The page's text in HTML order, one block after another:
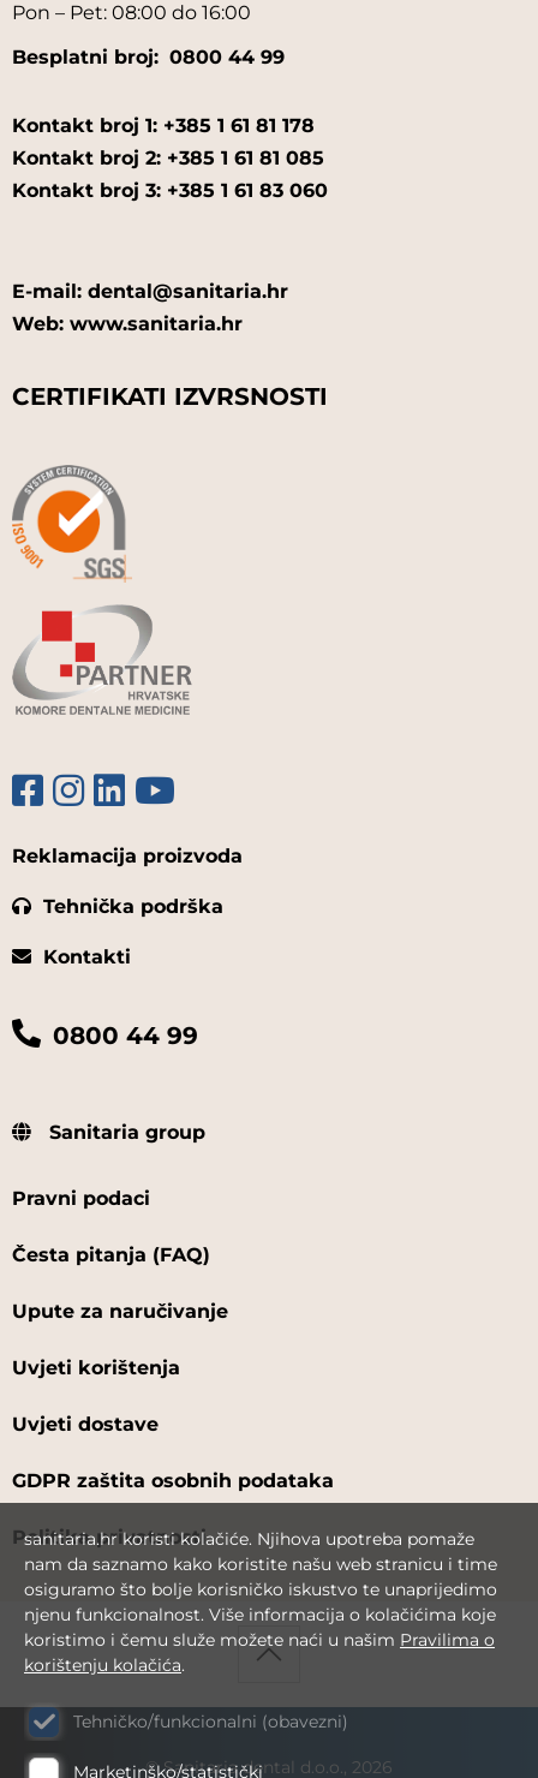
Pon – Pet: 08:00 do 16:00
Besplatni broj: 0800 44 99
Kontakt broj 1: +385 1 61 81 178
Kontakt broj 2: +385 1 61 81 085
Kontakt broj 3: +385 1 61 83 060
E-mail: dental@sanitaria.hr
Web: www.sanitaria.hr
CERTIFIKATI IZVRSNOSTI
Reklamacija proizvoda
Tehnička podrška
Kontakti
0800 44 99
Sanitaria group
Pravni podaci
Česta pitanja (FAQ)
Upute za naručivanje
Uvjeti korištenja
Uvjeti dostave
GDPR zaštita osobnih podataka
Politika privatnosti
© Sanitaria dental d.o.o., 2026
sanitaria.hr koristi kolačiće. Njihova upotreba pomaže
nam da saznamo kako koristite našu web stranicu i time
osiguramo što bolje korisničko iskustvo te unaprijedimo
njenu funkcionalnost. Više informacija o kolačićima koje
koristimo i čemu služe možete naći u našim Pravilima o
korištenju kolačića.
Tehničko/funkcionalni (obavezni)
Marketinško/statistički